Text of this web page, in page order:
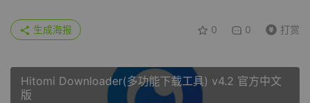
0 0 打赏
生成海报
Hitomi Downloader(多功能下载工具) v4.2 官方中文
版